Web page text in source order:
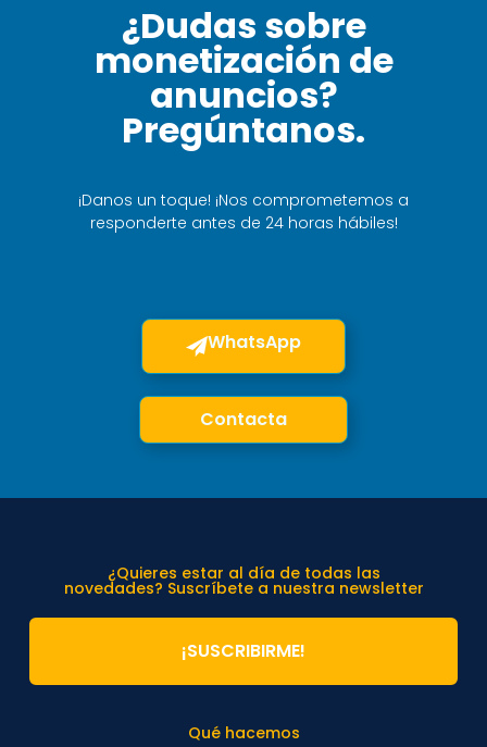
¿Dudas sobre
monetización de
anuncios?
Pregúntanos.
¡Danos un toque! ¡Nos comprometemos a
responderte antes de 24 horas hábiles!
WhatsApp
Contacta
Qué hacemos
¿Quieres estar al día de todas las
novedades? Suscríbete a nuestra newsletter
¡SUSCRIBIRME!